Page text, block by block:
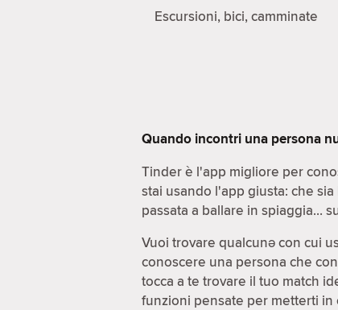
Escursioni, bici, camminate
Quando incontri una persona
Tinder è l'app migliore per
stai usando l'app giusta: che
passata a ballare in spiaggia…
Vuoi trovare qualcunə con cui
conoscere una persona che
tocca a te trovare il tuo match
funzioni pensate per metterti in